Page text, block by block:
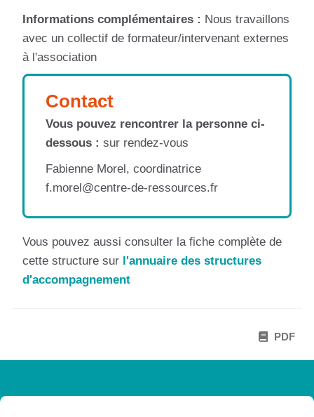
Informations complémentaires : Nous travaillons
avec un collectif de formateur/intervenant externes
à l'association
Contact
Vous pouvez rencontrer la personne ci-
dessous : sur rendez-vous
Fabienne Morel, coordinatrice
f.morel@centre-de-ressources.fr
Vous pouvez aussi consulter la fiche complète de
cette structure sur l'annuaire des structures
d'accompagnement
PDF